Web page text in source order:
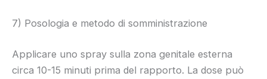
7) Posologia e metodo di somministrazione
Applicare uno spray sulla zona genitale esterna
circa 10-15 minuti prima del rapporto. La dose può